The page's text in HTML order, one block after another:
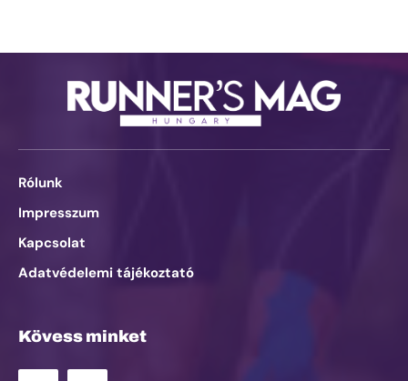
Rólunk
Impresszum
Kapcsolat
Adatvédelemi tájékoztató
Kövess minket